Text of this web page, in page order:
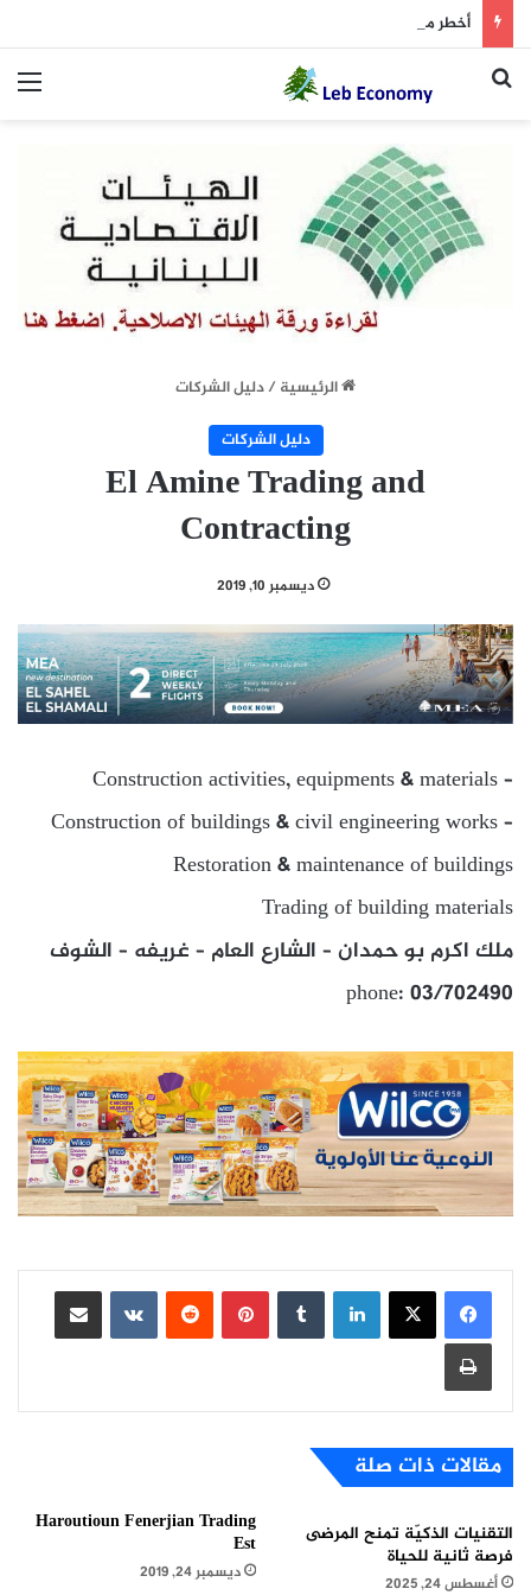
أخطر ما دار داخل غرفة المفاوضات
بحث عن
الرئيسية/دليل الشركات
دليل الشركات
El Amine Trading and
Contracting
ديسمبر 10, 2019
Construction activities, equipments & materials –
Construction of buildings & civil engineering works –
Restoration & maintenance of buildings
Trading of building materials
ملك اكرم بو حمدان – الشارع العام – غريفه – الشوف
phone: 03/702490
لينكدإن بينتيريست
مشاركة عبر البريد
طباعة
مقالات ذات صلة
التقنيات الذكيّة تمنح المرضى
فرصة ثانية للحياة
أغسطس 24, 2025
Haroutioun Fenerjian Trading
Est
ديسمبر 24, 2019